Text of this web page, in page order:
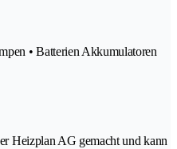
• Batterien Akkumulatoren
Heizplan AG gemacht und kann